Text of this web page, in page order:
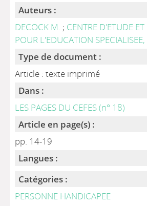
Auteurs :
DECOCK M. ; CENTRE D'ETUDE
POUR L'EDUCATION SPECIALISEE,
Type de document :
Article : texte imprimé
Dans :
LES PAGES DU CEFES (n° 18)
Article en page(s) :
pp. 14-19
Langues :
Catégories :
PERSONNE HANDICAPEE